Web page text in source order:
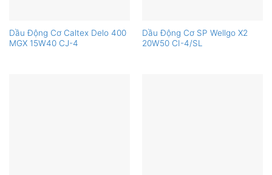
Dầu Động Cơ Caltex Delo 400
MGX 15W40 CJ-4
Dầu Động Cơ SP Wellgo X2
20W50 CI-4/SL